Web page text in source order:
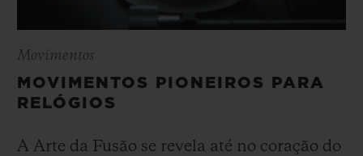
Movimentos
MOVIMENTOS PIONEIROS PARA
RELÓGIOS
A Arte da Fusão se revela até no coração do